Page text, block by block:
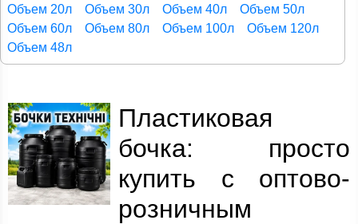
Объем 20л Объем 30л Объем 40л
Объем 50л
Объем 60л
Объем 80л Объем 100л
Объем 120л
Объем 48л
Пластиковая
бочка: просто
купить с оптово-
розничным